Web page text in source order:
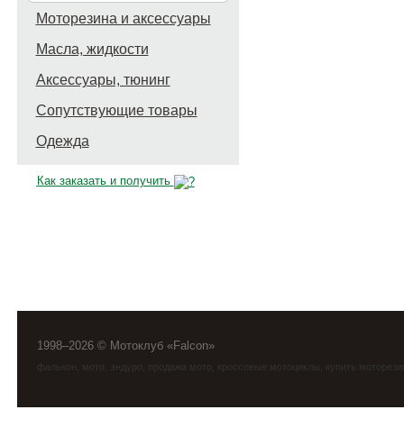
Моторезина и аксессуары
Масла, жидкости
Аксессуары, тюнинг
Сопутствующие товары
Одежда
Как заказать и получить
1998–2026 © Мотоклуб «Falcon»
фалькон мото эндуро , продажа мото, кроссовые мотоциклы, купить